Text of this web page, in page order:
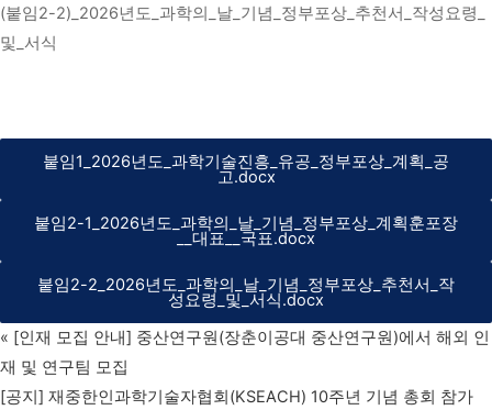
(붙임2-2)_2026년도_과학의_날_기념_정부포상_추천서_작성요령_
및_서식
붙임1_2026년도_과학기술진흥_유공_정부포상_계획_공
고.docx
붙임2-1_2026년도_과학의_날_기념_정부포상_계획훈포장
__대표__국표.docx
붙임2-2_2026년도_과학의_날_기념_정부포상_추천서_작
성요령_및_서식.docx
« [인재 모집 안내] 중산연구원(장춘이공대 중산연구원)에서 해외 인
재 및 연구팀 모집
[공지] 재중한인과학기술자협회(KSEACH) 10주년 기념 총회 참가